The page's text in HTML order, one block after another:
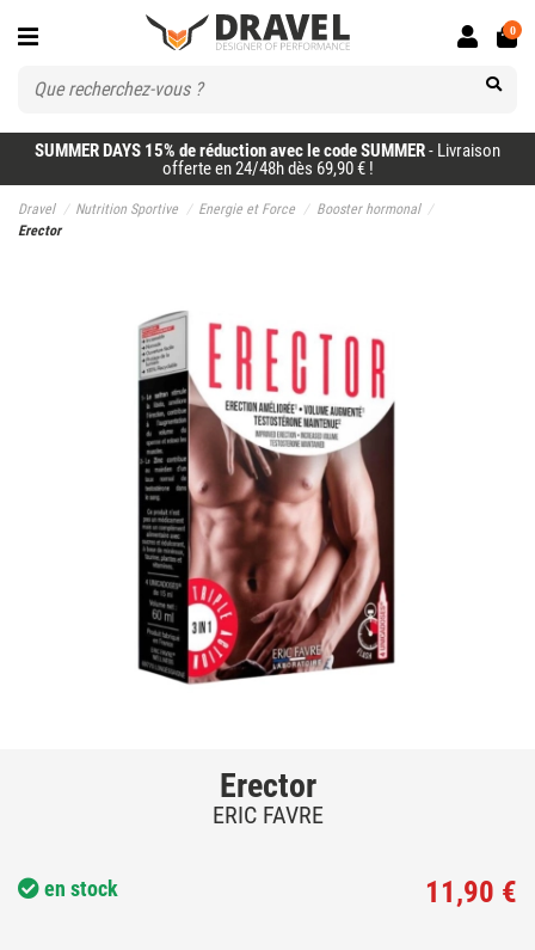
SUMMER DAYS 15% de réduction avec le code SUMMER- Livraison
offerte en 24/48h dès 69,90 € !
0
Dravel Nutrition Sportive Energie et Force
Booster hormonal
Erector
Erector
ERIC FAVRE
11,90 €
en stock